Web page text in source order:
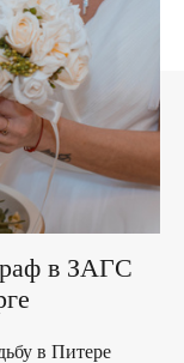
в ЗАГС
в Питере